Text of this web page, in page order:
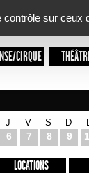
sur ceux
CIRQUE
J
6
V
7
S
8
D
9
LOCATIONS